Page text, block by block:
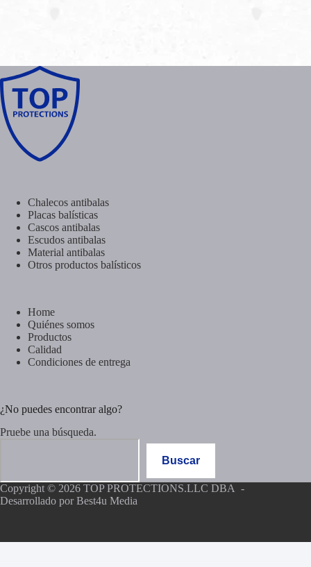
Chalecos antibalas
Placas balísticas
Cascos antibalas
Escudos antibalas
Material antibalas
Otros productos balísticos
Home
Quiénes somos
Productos
Calidad
Condiciones de entrega
¿No puedes encontrar algo?
Pruebe una búsqueda.
Buscar
Copyright © 2026 TOP PROTECTIONS.LLC DBA -
Desarrollado porBest4u Media